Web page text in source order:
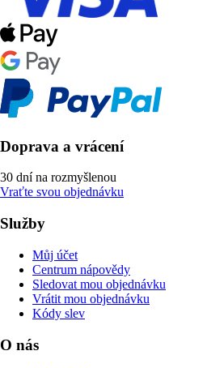
Doprava a vrácení
30 dní na rozmyšlenou
Vraťte svou objednávku
Služby
Můj účet
Centrum nápovědy
Sledovat mou objednávku
Vrátit mou objednávku
Kódy slev
O nás